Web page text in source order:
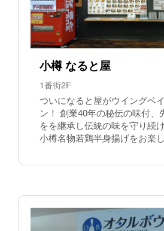
小樽 なると屋
1番街2F
ついになると屋がウイングベ
ン！ 創業40年の秘伝の味付、
をを継承し伝統の味を守り続
小樽名物若鶏半身揚げをお楽